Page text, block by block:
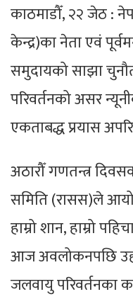
काठमाडौँ, २२ जेठ :
केन्द्र)का नेता एवं
समुदायको साझा
परिवर्तनको असर
एकताबद्ध प्रयास
अठारौँ गणतन्त्र
समिति (रासस)ले
हाम्रो शान, हाम्रो
आज अवलोकनपछि
जलवायु परिवर्तनका